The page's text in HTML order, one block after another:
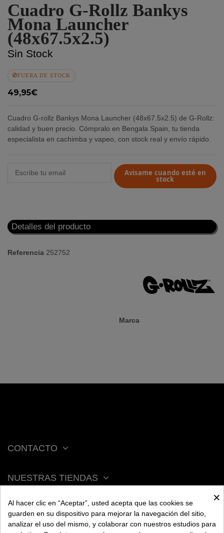
Cuadro G-Rollz Bankys
Mona Launcher
(48x67.5x2.5)
Sin Stock
FUERA DE STOCK
49,95€
Cuadro G-rollz Bankys Mona Launcher (48x67.5x2.5) de G-Rollz:
calidad y buen precio. Cómpralo en Bengala Spain, tu tienda
especialista en cachimba y vapeo, con stock real y envío rápido.
Avisame cuando esté en
stock
Detalles del producto
Marca
Referencia 252752
CONTACTO
NUESTRAS TIENDAS
ACERCA DE BENGALA
×
Al hacer clic en “Aceptar”, usted acepta que las cookies se
guarden en su dispositivo para mejorar la navegación del sitio,
analizar el uso del mismo, y colaborar con nuestros estudios para